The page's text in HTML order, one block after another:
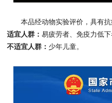
本品经动物实验评价，具有
适宜人群：易疲劳者、免疫力低下
不适宜人群： 少年儿童。